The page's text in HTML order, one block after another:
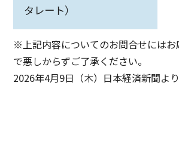
タレート）
※上記内容についてのお問合せにはお
で悪しからずご了承ください。
2026年4月9日（木）日本経済新聞より